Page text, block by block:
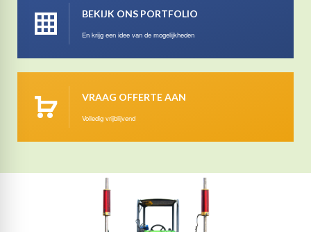
BEKIJK ONS PORTFOLIO
En krijg een idee van de mogelijkheden
VRAAG OFFERTE AAN
Volledig vrijblijvend